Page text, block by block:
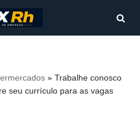
» Trabalhe conosco
seu currículo para as vagas